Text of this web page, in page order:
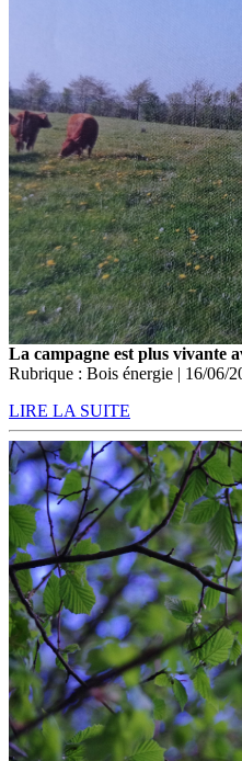
La campagne est plus vivante
Rubrique : Bois énergie | 16/06/
LIRE LA SUITE